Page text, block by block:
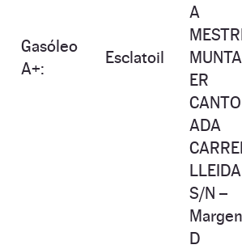
Gasóleo
A+:
Esclatoil
A
ER
ADA
S/N –
Margen
D